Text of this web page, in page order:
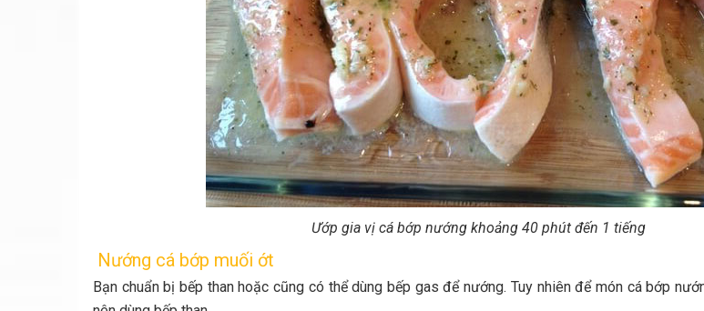
Ướp gia vị cá bớp nướng khoảng 40 phút đến 1 tiếng
Nướng cá bớp muối ớt
Bạn chuẩn bị bếp than hoặc cũng có thể dùng bếp gas để nướng. Tuy nhiên để món cá bớp